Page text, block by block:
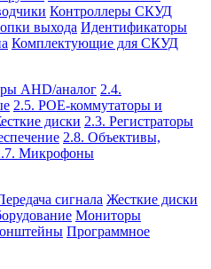
Контроллеры СКУД
выхода Идентификаторы
Комплектующие для СКУД
AHD/аналог 2.4.
2.5. РОЕ-коммутаторы и
диски 2.3. Регистраторы
2.8. Объективы,
Микрофоны
сигнала Жесткие диски
Мониторы
Программное